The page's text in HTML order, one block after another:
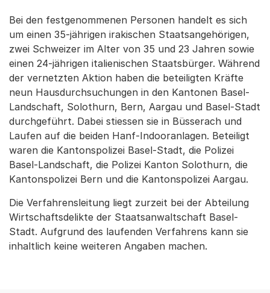
Bei den festgenommenen Personen handelt es sich
um einen 35-jährigen irakischen Staatsangehörigen,
zwei Schweizer im Alter von 35 und 23 Jahren sowie
einen 24-jährigen italienischen Staatsbürger. Während
der vernetzten Aktion haben die beteiligten Kräfte
neun Hausdurchsuchungen in den Kantonen Basel-
Landschaft, Solothurn, Bern, Aargau und Basel-Stadt
durchgeführt. Dabei stiessen sie in Büsserach und
Laufen auf die beiden Hanf-Indooranlagen. Beteiligt
waren die Kantonspolizei Basel-Stadt, die Polizei
Basel-Landschaft, die Polizei Kanton Solothurn, die
Kantonspolizei Bern und die Kantonspolizei Aargau.
Die Verfahrensleitung liegt zurzeit bei der Abteilung
Wirtschaftsdelikte der Staatsanwaltschaft Basel-
Stadt. Aufgrund des laufenden Verfahrens kann sie
inhaltlich keine weiteren Angaben machen.